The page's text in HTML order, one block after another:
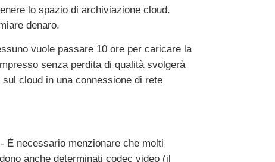
lo spazio di archiviazione cloud.
denaro.
vuole passare 10 ore per caricare la
senza perdita di qualità svolgerà
cloud in una connessione di rete
- È necessario menzionare che molti
anche determinati codec video (il